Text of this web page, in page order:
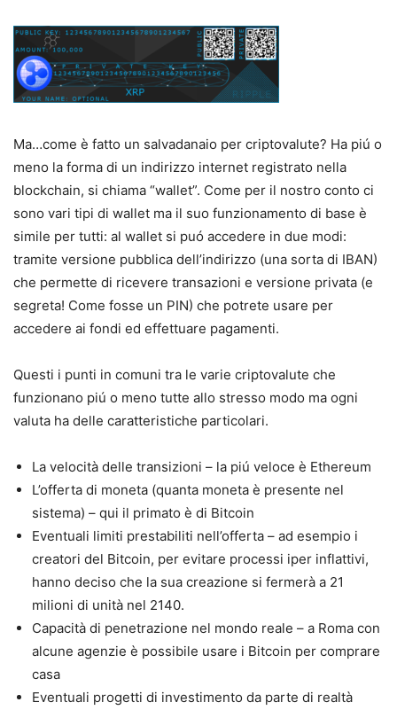
Ma…come è fatto un salvadanaio per criptovalute? Ha piú o
meno la forma di un indirizzo internet registrato nella
blockchain, si chiama “wallet”. Come per il nostro conto ci
sono vari tipi di wallet ma il suo funzionamento di base è
simile per tutti: al wallet si puó accedere in due modi:
tramite versione pubblica dell’indirizzo (una sorta di IBAN)
che permette di ricevere transazioni e versione privata (e
segreta! Come fosse un PIN) che potrete usare per
accedere ai fondi ed effettuare pagamenti.
Questi i punti in comuni tra le varie criptovalute che
funzionano piú o meno tutte allo stresso modo ma ogni
valuta ha delle caratteristiche particolari.
La velocità delle transizioni – la piú veloce è Ethereum
L’offerta di moneta (quanta moneta è presente nel
sistema) – qui il primato è di Bitcoin
Eventuali limiti prestabiliti nell’offerta – ad esempio i
creatori del Bitcoin, per evitare processi iper inflattivi,
hanno deciso che la sua creazione si fermerà a 21
milioni di unità nel 2140.
Capacità di penetrazione nel mondo reale – a Roma con
alcune agenzie è possibile usare i Bitcoin per comprare
casa
Eventuali progetti di investimento da parte di realtà